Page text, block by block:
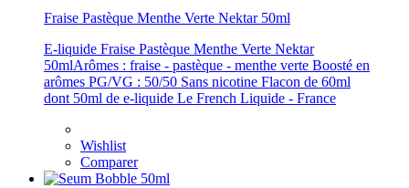
Fraise Pastèque Menthe Verte Nektar 50ml
E-liquide Fraise Pastèque Menthe Verte Nektar
50mlArômes : fraise - pastèque - menthe verte Boosté en
arômes PG/VG : 50/50 Sans nicotine Flacon de 60ml
dont 50ml de e-liquide Le French Liquide - France
Wishlist
Comparer